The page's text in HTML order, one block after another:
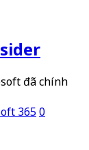
đã chính
3650